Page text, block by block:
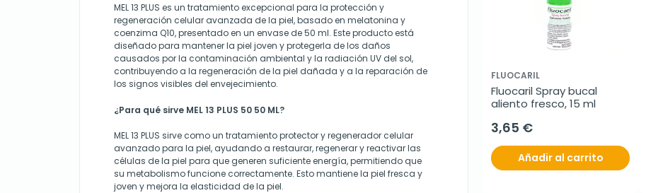
MEL 13 PLUS es un tratamiento excepcional para la protección y
regeneración celular avanzada de la piel, basado en melatonina y
coenzima Q10, presentado en un envase de 50 ml. Este producto está
diseñado para mantener la piel joven y protegerla de los daños
causados por la contaminación ambiental y la radiación UV del sol,
contribuyendo a la regeneración de la piel dañada y a la reparación de
los signos visibles del envejecimiento.
¿Para qué sirve MEL 13 PLUS 50 50 ML?
MEL 13 PLUS sirve como un tratamiento protector y regenerador celular
avanzado para la piel, ayudando a restaurar, regenerar y reactivar las
células de la piel para que generen suficiente energía, permitiendo que
su metabolismo funcione correctamente. Esto mantiene la piel fresca y
joven y mejora la elasticidad de la piel.
FLUOCARIL
Fluocaril Spray bucal
aliento fresco, 15 ml
3,65 €
Añadir al carrito